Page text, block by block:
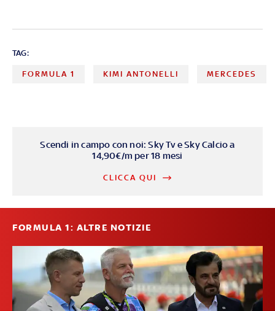
TAG:
FORMULA 1 KIMI ANTONELLI MERCEDES
Scendi in campo con noi: Sky Tv e Sky Calcio a
14,90€/m per 18 mesi
CLICCA QUI
FORMULA 1: ALTRE NOTIZIE